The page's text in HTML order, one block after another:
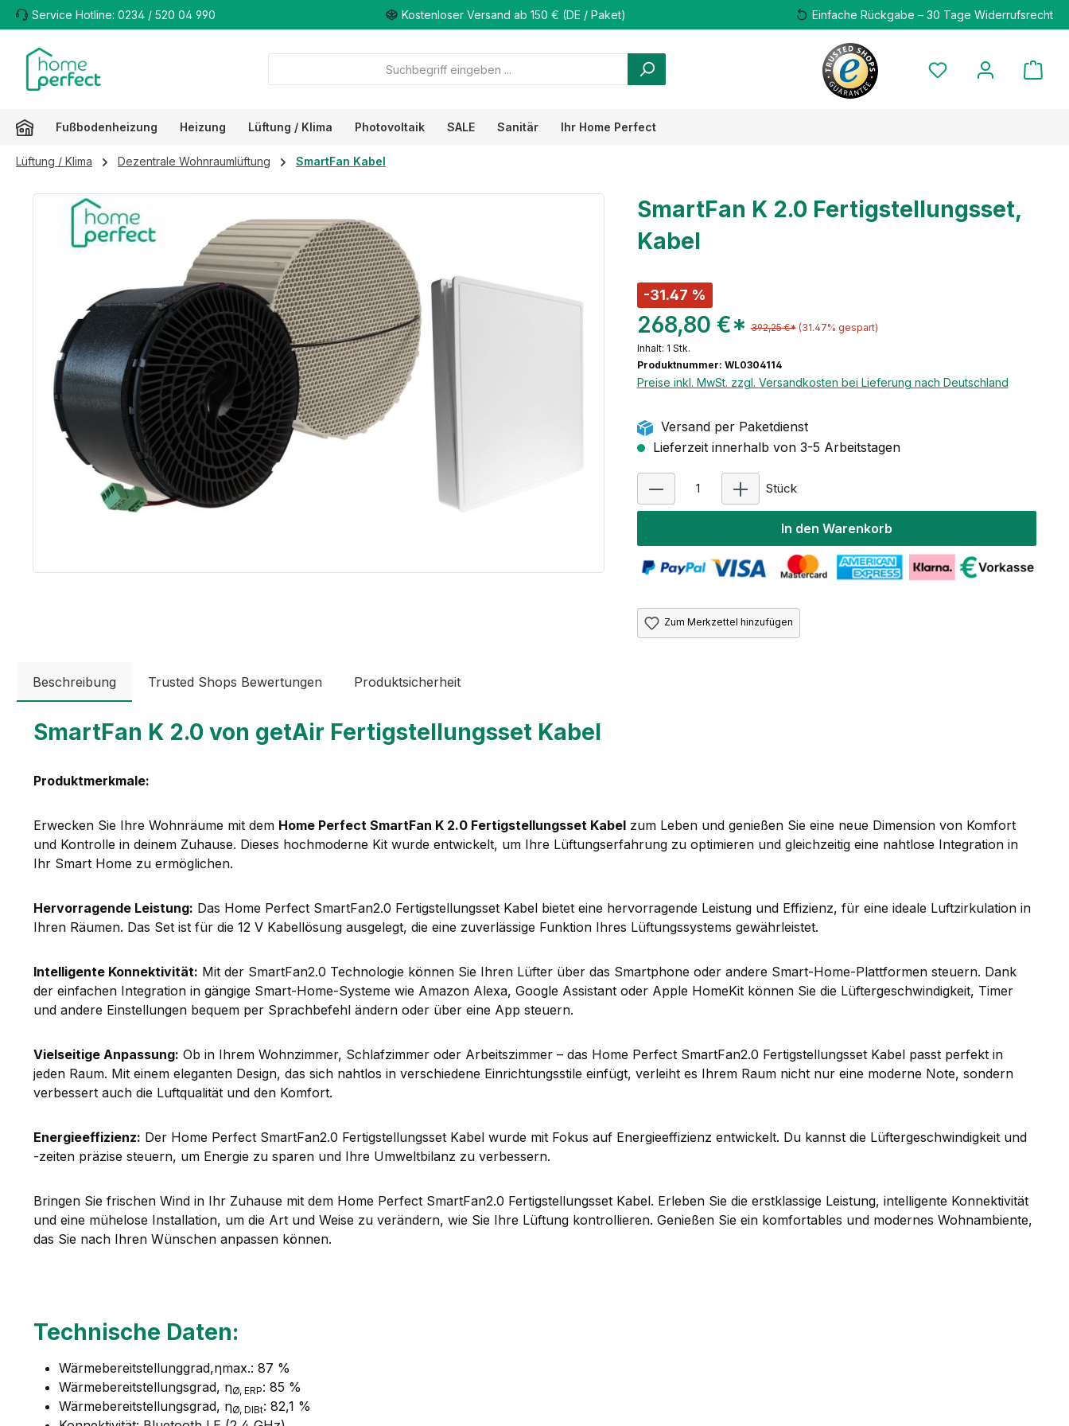
Hauptinhalt springen
Zur Suche springen
Zur Hauptnavigation springen
Service Hotline: 0234 / 520 04 990 Kostenloser Versand ab 150 € (DE / Paket) Einfache Rückgabe – 30 Tage Widerrufsrecht
Fußbodenheizung Heizung Lüftung / Klima Photovoltaik SALE Sanitär Ihr Home Perfect
Lüftung / Klima Dezentrale Wohnraumlüftung SmartFan Kabel
Bildergalerie überspringen
SmartFan K 2.0 Fertigstellungsset,
Kabel
-31.47 %
268,80 €* 392,25 €* (31.47% gespart)
Inhalt: 1 Stk.
Produktnummer: WL0304114
Preise inkl. MwSt. zzgl. Versandkosten bei Lieferung nach Deutschland
Versand per Paketdienst
Lieferzeit innerhalb von 3-5 Arbeitstagen
Stück
In den Warenkorb
Zum Merkzettel hinzufügen
Beschreibung Trusted Shops Bewertungen Produktsicherheit
SmartFan K 2.0 von getAir Fertigstellungsset Kabel
Produktmerkmale:
Erwecken Sie Ihre Wohnräume mit dem Home Perfect SmartFan K 2.0 Fertigstellungsset Kabel zum Leben und genießen Sie eine neue Dimension von Komfort
und Kontrolle in deinem Zuhause. Dieses hochmoderne Kit wurde entwickelt, um Ihre Lüftungserfahrung zu optimieren und gleichzeitig eine nahtlose Integration in
Ihr Smart Home zu ermöglichen.
Hervorragende Leistung: Das Home Perfect SmartFan2.0 Fertigstellungsset Kabel bietet eine hervorragende Leistung und Effizienz, für eine ideale Luftzirkulation in
Ihren Räumen. Das Set ist für die 12 V Kabellösung ausgelegt, die eine zuverlässige Funktion Ihres Lüftungssystems gewährleistet.
Intelligente Konnektivität: Mit der SmartFan2.0 Technologie können Sie Ihren Lüfter über das Smartphone oder andere Smart-Home-Plattformen steuern. Dank
der einfachen Integration in gängige Smart-Home-Systeme wie Amazon Alexa, Google Assistant oder Apple HomeKit können Sie die Lüftergeschwindigkeit, Timer
und andere Einstellungen bequem per Sprachbefehl ändern oder über eine App steuern.
Vielseitige Anpassung: Ob in Ihrem Wohnzimmer, Schlafzimmer oder Arbeitszimmer – das Home Perfect SmartFan2.0 Fertigstellungsset Kabel passt perfekt in
jeden Raum. Mit einem eleganten Design, das sich nahtlos in verschiedene Einrichtungsstile einfügt, verleiht es Ihrem Raum nicht nur eine moderne Note, sondern
verbessert auch die Luftqualität und den Komfort.
Energieeffizienz: Der Home Perfect SmartFan2.0 Fertigstellungsset Kabel wurde mit Fokus auf Energieeffizienz entwickelt. Du kannst die Lüftergeschwindigkeit und
-zeiten präzise steuern, um Energie zu sparen und Ihre Umweltbilanz zu verbessern.
Bringen Sie frischen Wind in Ihr Zuhause mit dem Home Perfect SmartFan2.0 Fertigstellungsset Kabel. Erleben Sie die erstklassige Leistung, intelligente Konnektivität
und eine mühelose Installation, um die Art und Weise zu verändern, wie Sie Ihre Lüftung kontrollieren. Genießen Sie ein komfortables und modernes Wohnambiente,
das Sie nach Ihren Wünschen anpassen können.
Technische Daten:
Wärmebereitstellunggrad,ηmax.: 87 %
Wärmebereitstellungsgrad, ηØ, ERP: 85 %
Wärmebereitstellungsgrad, ηØ, DIBt: 82,1 %